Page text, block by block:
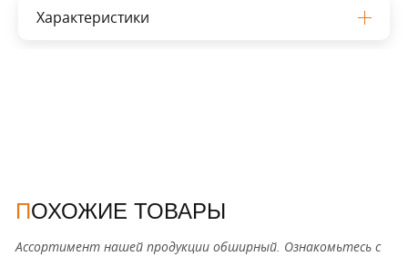
Характеристики
ПОХОЖИЕ ТОВАРЫ
Ассортимент нашей продукции обширный. Ознакомьтесь с